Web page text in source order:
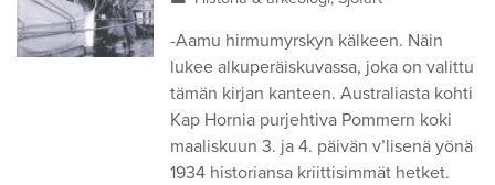
-Aamu hirmumyrskyn kälkeen. Näin
lukee alkuperäiskuvassa, joka on valittu
tämän kirjan kanteen. Australiasta kohti
Kap Hornia purjehtiva Pommern koki
maaliskuun 3. ja 4. päivän v’lisenä yönä
1934 historiansa kriittisimmät hetket.